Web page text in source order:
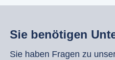
Sie benötigen
Sie haben Fragen zu